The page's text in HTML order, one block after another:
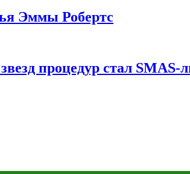
Эммы Робертс
процедур стал SMAS-